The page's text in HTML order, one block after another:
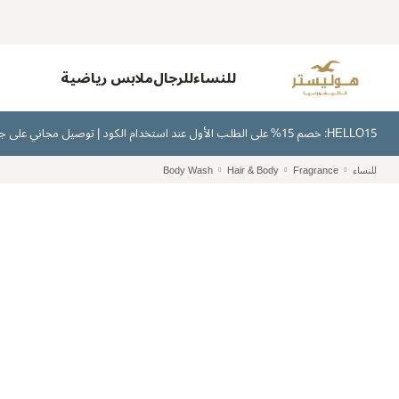
للنساءللرجالملابس رياضية
HELLO15: خصم 15% على الطلب الأول عند استخدام الكود | توصيل مجاني على جميع الطلبات بقيمة 300 ريال سعودي أو أكثر | اشترِ الآن وادفع لاحقًا عبر تابي وتمارا
للنساء Fragrance
Hair & Body
Body Wash